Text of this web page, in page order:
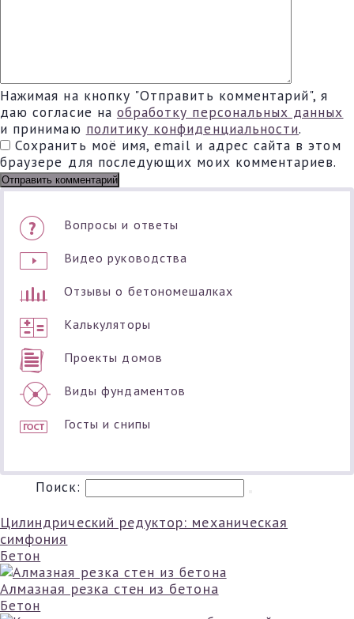
Нажимая на кнопку "Отправить комментарий", я
даю согласие на обработку персональных данных
и принимаю политику конфиденциальности.
Сохранить моё имя, email и адрес сайта в этом
браузере для последующих моих комментариев.
Вопросы и ответы
Видео руководства
Отзывы о бетономешалках
Калькуляторы
Проекты домов
Виды фундаментов
Госты и снипы
Поиск:
Цилиндрический редуктор: механическая
симфония
Бетон
Алмазная резка стен из бетона
Бетон